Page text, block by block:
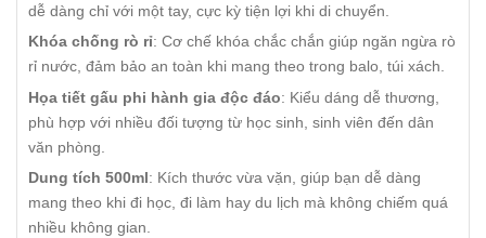
dễ dàng chỉ với một tay, cực kỳ tiện lợi khi di chuyển.
Khóa chống rò rỉ: Cơ chế khóa chắc chắn giúp ngăn ngừa rò
rỉ nước, đảm bảo an toàn khi mang theo trong balo, túi xách.
Họa tiết gấu phi hành gia độc đáo: Kiểu dáng dễ thương,
phù hợp với nhiều đối tượng từ học sinh, sinh viên đến dân
văn phòng.
Dung tích 500ml: Kích thước vừa vặn, giúp bạn dễ dàng
mang theo khi đi học, đi làm hay du lịch mà không chiếm quá
nhiều không gian.